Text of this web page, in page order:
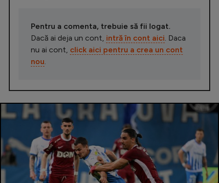
Pentru a comenta, trebuie să fii logat.
Dacă ai deja un cont, intră în cont aici . Daca
nu ai cont, click aici pentru a crea un cont
nou